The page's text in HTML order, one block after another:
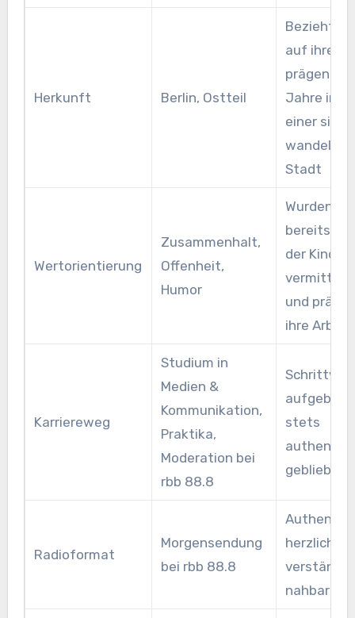
Herkunft Berlin, Ostteil
Bezieht
auf ihre
prägenden
Jahre in
einer sich
Stadt
Wertorientierung
Zusammenhalt,
Offenheit,
Humor
Wurden
bereits in
der
vermittelt
und
ihre Arbeit
Karriereweg
Studium in
Medien &
Kommunikation,
Praktika,
Moderation bei
rbb 88.8
stets
geblieben
Radioformat
Morgensendung
bei rbb 88.8
herzlich,
nahbar